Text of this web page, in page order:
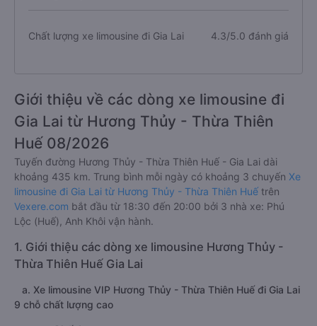
Chất lượng xe limousine đi Gia Lai 4.3/5.0 đánh giá
Giới thiệu về các dòng xe limousine đi
Gia Lai từ Hương Thủy - Thừa Thiên
Huế 08/2026
Tuyến đường Hương Thủy - Thừa Thiên Huế - Gia Lai dài
khoảng 435 km. Trung bình mỗi ngày có khoảng 3 chuyến Xe
limousine đi Gia Lai từ Hương Thủy - Thừa Thiên Huế trên
Vexere.com bắt đầu từ 18:30 đến 20:00 bởi 3 nhà xe: Phú
Lộc (Huế), Anh Khôi vận hành.
1. Giới thiệu các dòng xe limousine Hương Thủy -
Thừa Thiên Huế Gia Lai
a. Xe limousine VIP Hương Thủy - Thừa Thiên Huế đi Gia Lai
9 chỗ chất lượng cao